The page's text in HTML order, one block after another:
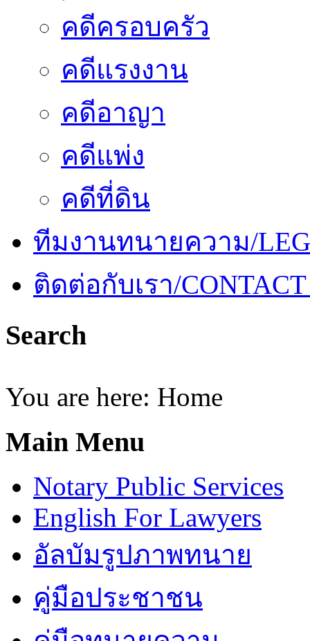
คดีครอบครัว
คดีแรงงาน
คดีอาญา
คดีแพ่ง
คดีที่ดิน
ทีมงานทนายความ/
ติดต่อกับเรา/CONTACT
Search
You are here: Home
Main Menu
Notary Public Services
English For Lawyers
อัลบัมรูปภาพทนาย
คู่มือประชาชน